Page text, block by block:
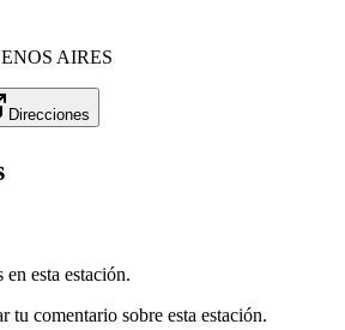
AIRES
Direcciones
esta estación.
tu comentario sobre esta estación.